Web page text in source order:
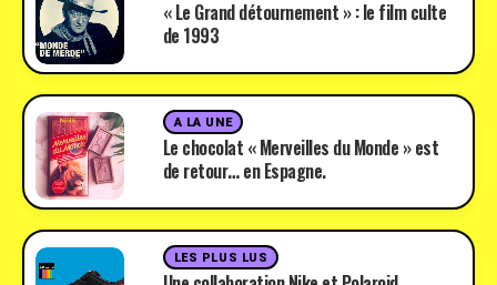
« Le Grand détournement » : le film culte
de 1993
A LA UNE
Le chocolat « Merveilles du Monde » est
de retour… en Espagne.
LES PLUS LUS